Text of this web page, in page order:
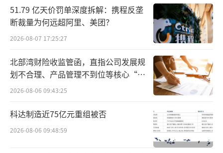
动就业和提高民众收入水平。
对外，特朗普继续奉行“美国优先”的保
护主义立场，提出“对中国商品加税60%”等
政策主张。
51.79 亿天价罚单深度拆解：携程反垄
断裁量为何远超阿里、美团？
2026-08-07 17:25:27
北部湾财险收监管函，直指公司发展规
划不合理、产品管理不到位等核心“痛
点”
2026-08-06 09:43:25
科达制造近75亿元重组被否
2026-08-06 09:48:59